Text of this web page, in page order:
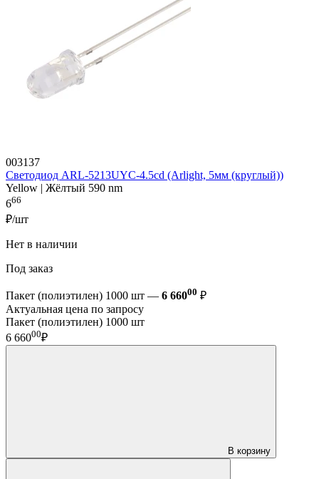
003137
Светодиод ARL-5213UYC-4.5cd (Arlight, 5мм (круглый))
Yellow | Жёлтый 590 nm
666
₽/шт
Нет в наличии
Под заказ
Пакет (полиэтилен) 1000 шт — 6 66000 ₽
Актуальная цена по запросу
Пакет (полиэтилен) 1000 шт
6 66000₽
В корзину